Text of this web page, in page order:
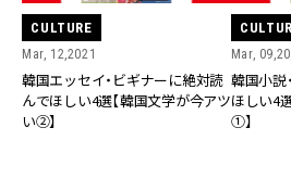
CULTURE
Mar, 12,2021
韓国エッセイ・ビギナーに絶対読
んでほしい4選【韓国文学が今アツ
い②】
Mar,
韓国小説
ほしい4
①】